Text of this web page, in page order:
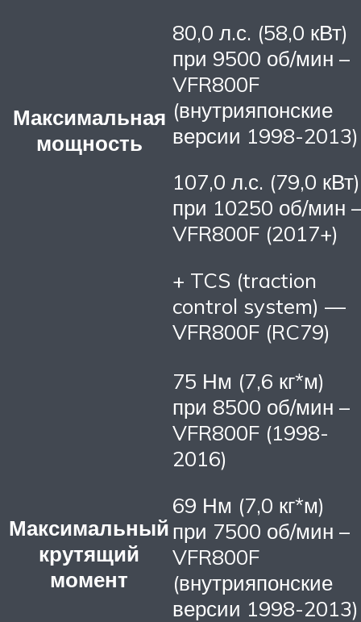
Максимальная
мощность
80,0 л.с. (58,0 кВт)
при 9500 об/мин –
VFR800F
(внутрияпонские
версии 1998-2013)
107,0 л.с. (79,0 кВт)
при 10250 об/мин –
VFR800F (2017+)
+ TCS (traction
control system) —
VFR800F (RC79)
Максимальный
крутящий
момент
75 Нм (7,6 кг*м)
при 8500 об/мин –
VFR800F (1998-
2016)
69 Нм (7,0 кг*м)
при 7500 об/мин –
VFR800F
(внутрияпонские
версии 1998-2013)